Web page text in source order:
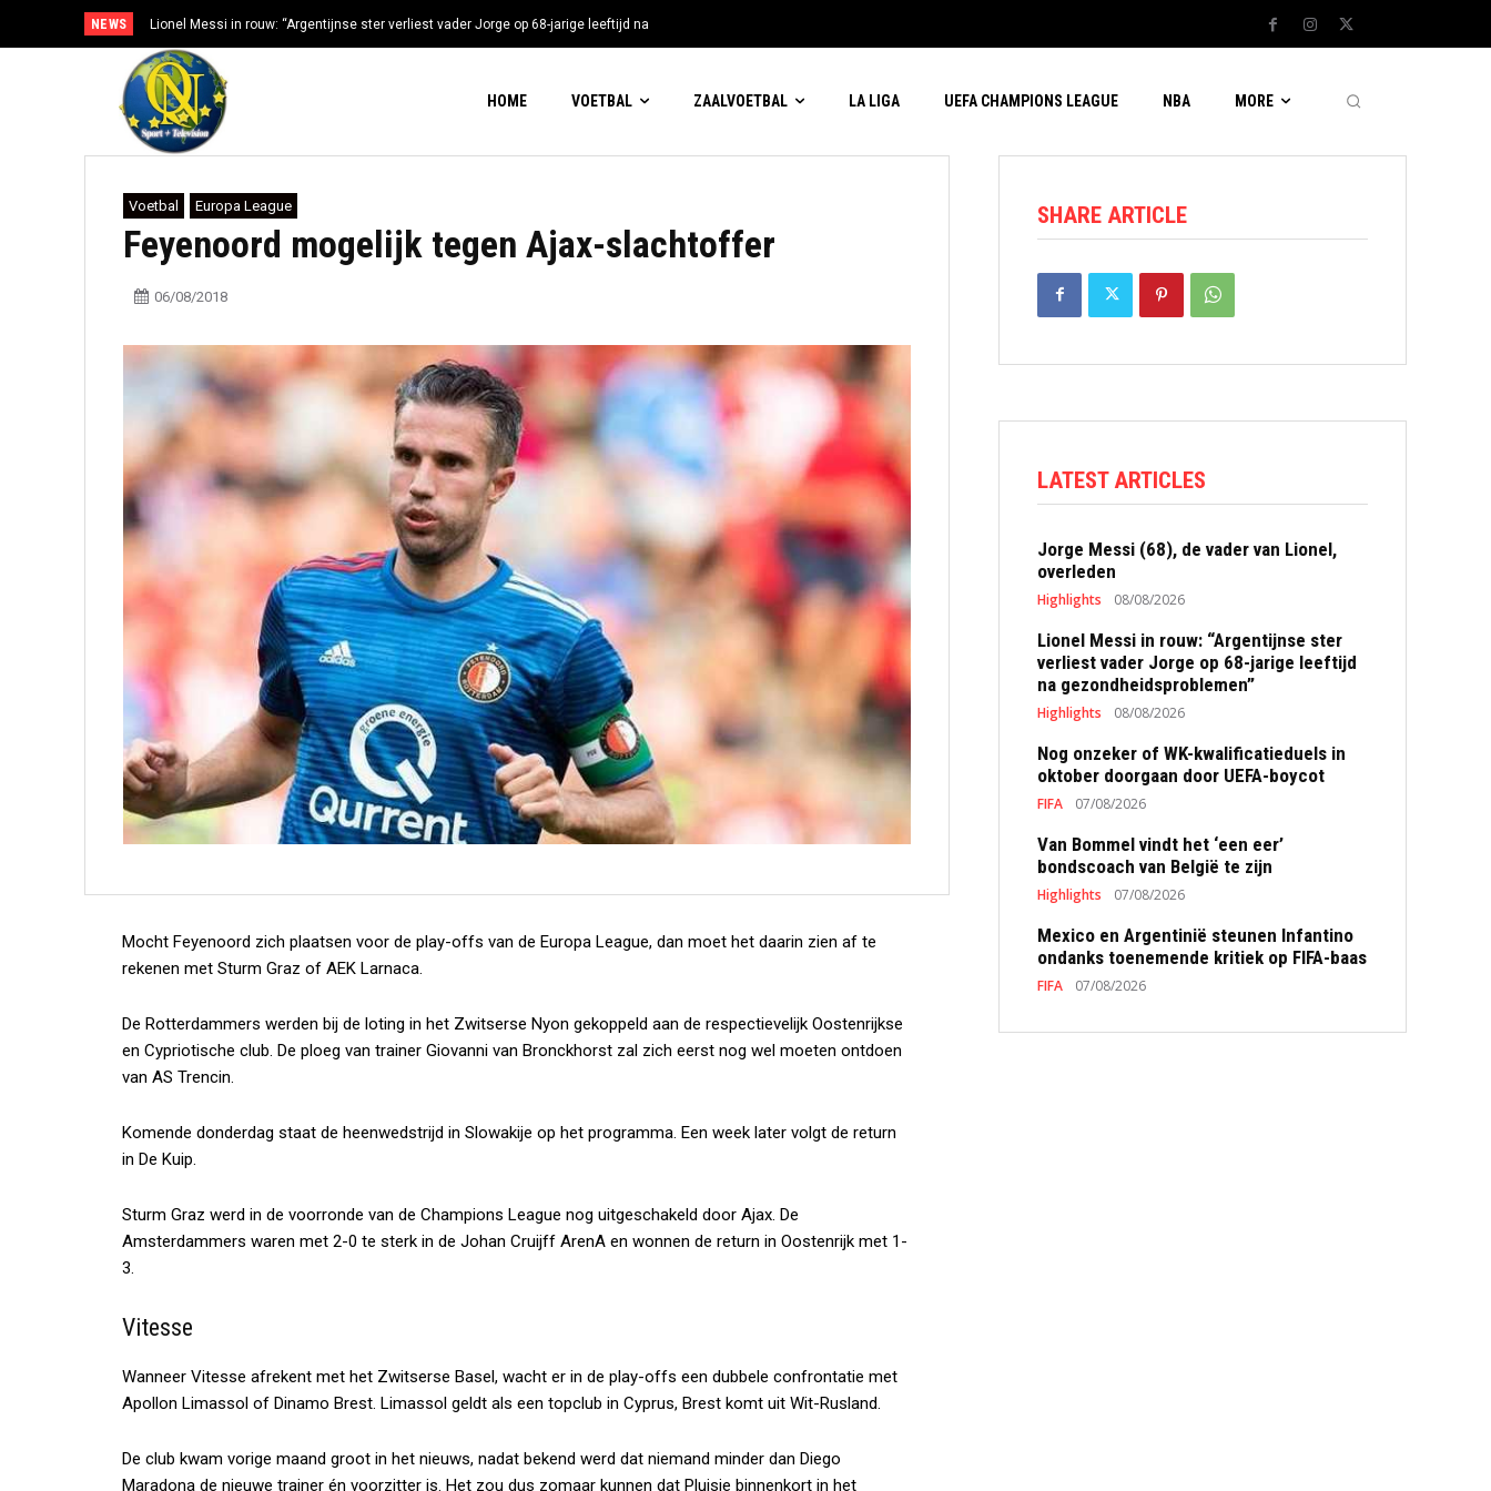
NEWS
Lionel Messi in rouw: “Argentijnse ster verliest vader Jorge op 68-jarige leeftijd na
gezondheidsproblemen”
HOME VOETBAL ZAALVOETBAL LA LIGA UEFA CHAMPIONS LEAGUE NBA MORE
Voetbal Europa League
Feyenoord mogelijk tegen Ajax-slachtoffer
06/08/2018
Mocht Feyenoord zich plaatsen voor de play-offs van de Europa League, dan moet het daarin zien af te
rekenen met Sturm Graz of AEK Larnaca.
De Rotterdammers werden bij de loting in het Zwitserse Nyon gekoppeld aan de respectievelijk Oostenrijkse
en Cypriotische club. De ploeg van trainer Giovanni van Bronckhorst zal zich eerst nog wel moeten ontdoen
van AS Trencin.
Komende donderdag staat de heenwedstrijd in Slowakije op het programma. Een week later volgt de return
in De Kuip.
Sturm Graz werd in de voorronde van de Champions League nog uitgeschakeld door Ajax. De
Amsterdammers waren met 2-0 te sterk in de Johan Cruijff ArenA en wonnen de return in Oostenrijk met 1-
3.
Vitesse
Wanneer Vitesse afrekent met het Zwitserse Basel, wacht er in de play-offs een dubbele confrontatie met
Apollon Limassol of Dinamo Brest. Limassol geldt als een topclub in Cyprus, Brest komt uit Wit-Rusland.
De club kwam vorige maand groot in het nieuws, nadat bekend werd dat niemand minder dan Diego
Maradona de nieuwe trainer én voorzitter is. Het zou dus zomaar kunnen dat Pluisje binnenkort in het
SHARE ARTICLE
LATEST ARTICLES
Jorge Messi (68), de vader van Lionel,
overleden
Highlights 08/08/2026
Lionel Messi in rouw: “Argentijnse ster
verliest vader Jorge op 68-jarige leeftijd
na gezondheidsproblemen”
Highlights 08/08/2026
Nog onzeker of WK-kwalificatieduels in
oktober doorgaan door UEFA-boycot
FIFA 07/08/2026
Van Bommel vindt het ‘een eer’
bondscoach van België te zijn
Highlights 07/08/2026
Mexico en Argentinië steunen Infantino
ondanks toenemende kritiek op FIFA-baas
FIFA 07/08/2026